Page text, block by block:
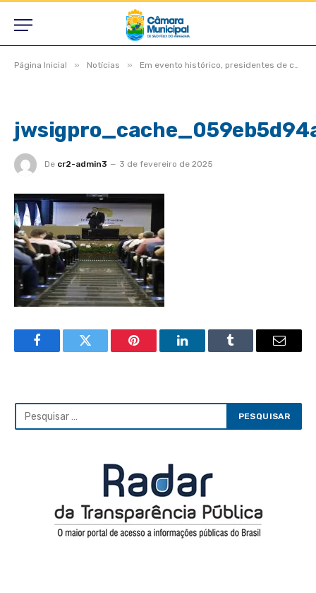
Página Inicial » Notícias » Em evento histórico, presidentes de câmaras lotam auditório do TCE-MT para primeira edição do Interage 2023
De cr2-admin3 3 de fevereiro de 2025
FacebookTwitter Pinterest LinkedInTumblr Email